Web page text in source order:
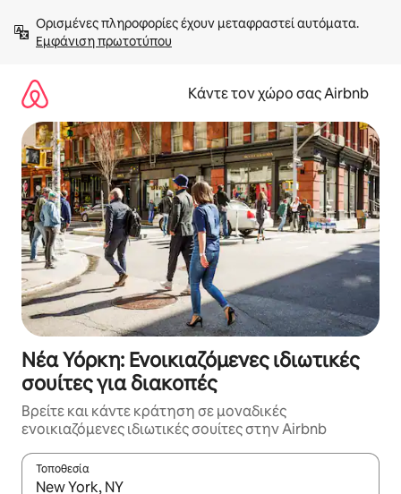
στο
περιεχόμενοΕμφάνιση πρωτοτύπου
Κάντε τον χώρο σας Airbnb
Νέα Υόρκη: Ενοικιαζόμενες ιδιωτικές
σουίτες για διακοπές
Βρείτε και κάντε κράτηση σε μοναδικές
ενοικιαζόμενες ιδιωτικές σουίτες στην Airbnb
Τοποθεσία
Όταν τα αποτελέσματα είναι διαθέσιμα, μπορείτε να